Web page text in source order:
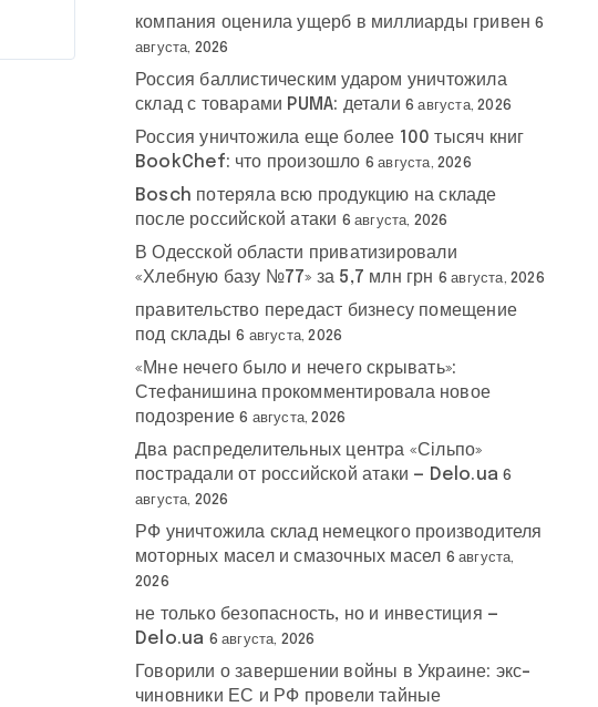
компания оценила ущерб в миллиарды гривен 6
августа, 2026
Россия баллистическим ударом уничтожила
склад с товарами PUMA: детали 6 августа, 2026
Россия уничтожила еще более 100 тысяч книг
BookChef: что произошло 6 августа, 2026
Bosch потеряла всю продукцию на складе
после российской атаки 6 августа, 2026
В Одесской области приватизировали
«Хлебную базу №77» за 5,7 млн грн 6 августа, 2026
правительство передаст бизнесу помещение
под склады 6 августа, 2026
«Мне нечего было и нечего скрывать»:
Стефанишина прокомментировала новое
подозрение 6 августа, 2026
Два распределительных центра «Сільпо»
пострадали от российской атаки — Delo.ua 6
августа, 2026
РФ уничтожила склад немецкого производителя
моторных масел и смазочных масел 6 августа,
2026
не только безопасность, но и инвестиция —
Delo.ua 6 августа, 2026
Говорили о завершении войны в Украине: экс-
чиновники ЕС и РФ провели тайные